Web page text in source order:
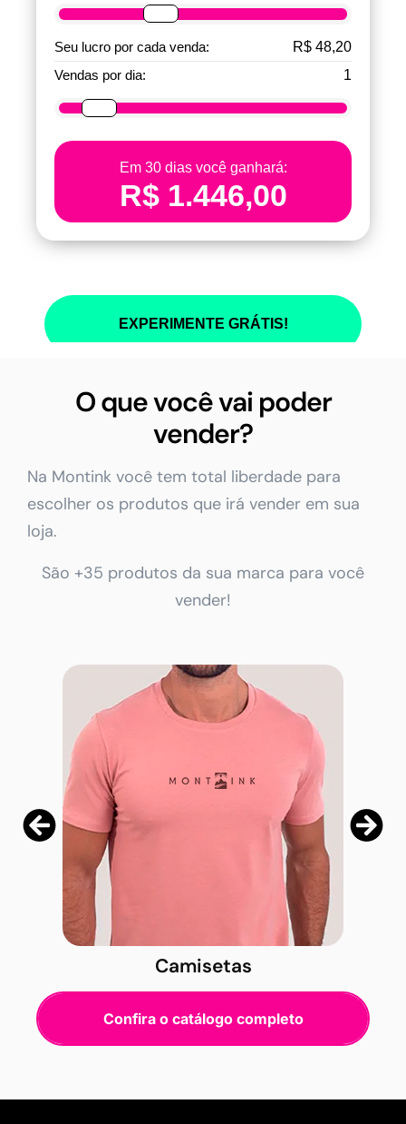
O que você vai poder
vender?
Na Montink você tem total liberdade para
escolher os produtos que irá vender em sua
loja.
São +35 produtos da sua marca para você
vender!
Camisetas
Confira o catálogo completo